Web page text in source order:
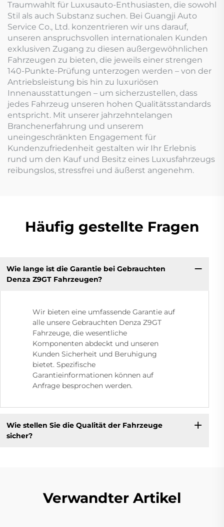
Traumwahlt für Luxusauto-Enthusiasten, die sowohl
Stil als auch Substanz suchen. Bei Guangji Auto
Service Co., Ltd. konzentrieren wir uns darauf,
unseren anspruchsvollen internationalen Kunden
exklusiven Zugang zu diesen außergewöhnlichen
Fahrzeugen zu bieten, die jeweils einer strengen
140-Punkte-Prüfung unterzogen werden – von der
Antriebsleistung bis hin zu luxuriösen
Innenausstattungen – um sicherzustellen, dass
jedes Fahrzeug unseren hohen Qualitätsstandards
entspricht. Mit unserer jahrzehntelangen
Branchenerfahrung und unserem
uneingeschränkten Engagement für
Kundenzufriedenheit gestalten wir Ihr Erlebnis
rund um den Kauf und Besitz eines Luxusfahrzeugs
reibungslos, stressfrei und äußerst angenehm.
Häufig gestellte Fragen
Wie lange ist die Garantie bei Gebrauchten
Denza Z9GT Fahrzeugen?
Wir bieten eine umfassende Garantie auf
alle unsere Gebrauchten Denza Z9GT
Fahrzeuge, die wesentliche
Komponenten abdeckt und unseren
Kunden Sicherheit und Beruhigung
bietet. Spezifische
Garantieinformationen können auf
Anfrage besprochen werden.
Wie stellen Sie die Qualität der Fahrzeuge
sicher?
Verwandter Artikel